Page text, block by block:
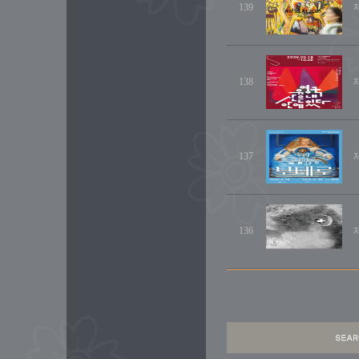
139
138
137
136